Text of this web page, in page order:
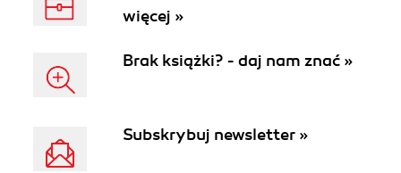
więcej »
Brak książki? - daj nam znać »
Subskrybuj newsletter »